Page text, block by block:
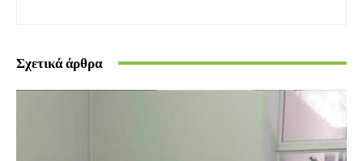
Σχετικά άρθρα